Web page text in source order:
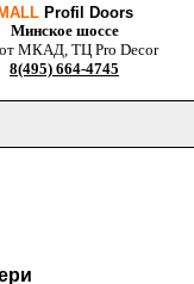
MALLProfil Doors
Минское шоссе
МКАД, ТЦ Pro Decor
8(495) 664-4745